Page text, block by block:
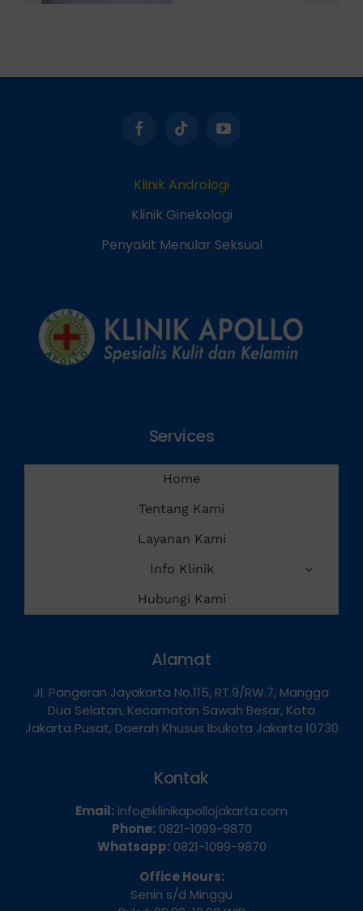
Klinik Andrologi
Klinik Ginekologi
Penyakit Menular Seksual
Services
Home
Tentang Kami
Layanan Kami
Info Klinik
Hubungi Kami
Alamat
Jl. Pangeran Jayakarta No.115, RT.9/RW.7, Mangga
Dua Selatan, Kecamatan Sawah Besar, Kota
Jakarta Pusat, Daerah Khusus Ibukota Jakarta 10730
Kontak
Email: info@klinikapollojakarta.com
Phone:0821-1099-9870
Whatsapp:0821-1099-9870
Office Hours:
Senin s/d Minggu